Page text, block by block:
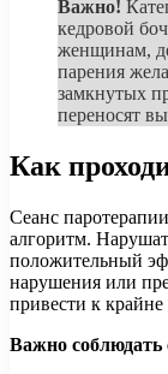
Важно!
кедровой
женщинам,
парения
замкнутых
переносят
Как
Сеанс
алгоритм.
положительный
нарушения или
привести к
Важно